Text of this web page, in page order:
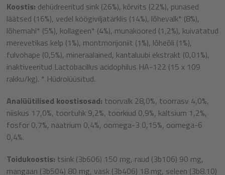
Koostis: dehüdreeritud sink (26%), kõrvits (22%), punased
läätsed (16%), vedel köögiviljatärklis (14%), lõhevalk* (8%),
lõhemahl* (5%), kollageen* (4%), munakoored (1,2%), kuivatatud
merevetikas kelp (1%), montmorijoniit (1%), lõheõli (1%),
fulvohape (0,5%), mineraalained, kantaluubi ekstrakt (0,01%),
inaktiveeritud Lactobacillus acidophilus HA-122 (15 x 109
rakku/kg). * Hüdrolüüsitud.
Analüütilised koostisosad: toorvalk 28,0%, toorrasv 4,0%,
niiskus 17,0%, toortuhk 9,2%, toorkiud 0,9%, kaltsium 1,2%,
fosfor 0,7%, naatrium 0,4%, oomega-3 0,15%, oomega-6
0,4%.
Toidukoostis: tsink (3b606) 150 mg, raud (3b106) 90 mg,
mangaan (3b504) 80 mg, vask (3b406) 18 mg, seleen (3b8.10)